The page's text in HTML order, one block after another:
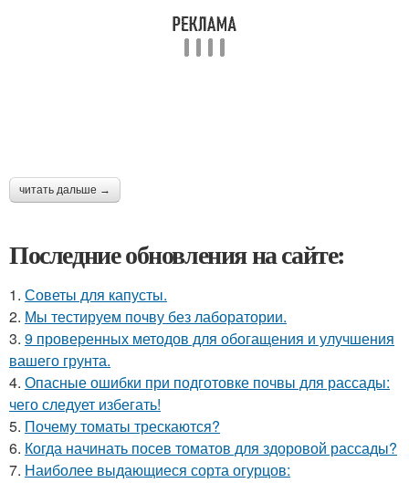
читать дальше →
Последние обновления на сайте:
1. Советы для капусты.
2. Мы тестируем почву без лаборатории.
3. 9 проверенных методов для обогащения и улучшения
вашего грунта.
4. Опасные ошибки при подготовке почвы для рассады:
чего следует избегать!
5. Почему томаты трескаются?
6. Когда начинать посев томатов для здоровой рассады?
7. Наиболее выдающиеся сорта огурцов: